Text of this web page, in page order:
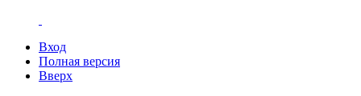
Вход
Полная версия
Вверх